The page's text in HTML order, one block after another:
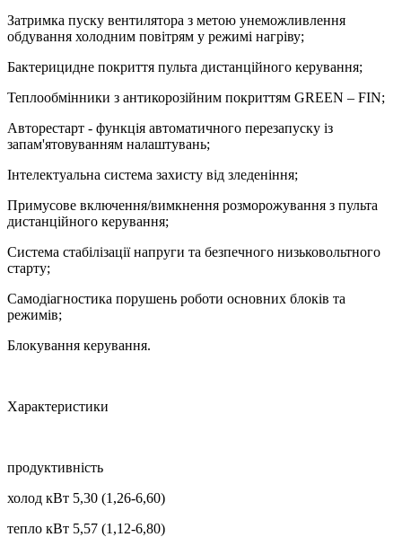
Затримка пуску вентилятора з метою унеможливлення
обдування холодним повітрям у режимі нагріву;
Бактерицидне покриття пульта дистанційного керування;
Теплообмінники з антикорозійним покриттям GREEN – FIN;
Авторестарт - функція автоматичного перезапуску із
запам'ятовуванням налаштувань;
Інтелектуальна система захисту від зледеніння;
Примусове включення/вимкнення розморожування з пульта
дистанційного керування;
Система стабілізації напруги та безпечного низьковольтного
старту;
Самодіагностика порушень роботи основних блоків та
режимів;
Блокування керування.
Характеристики
продуктивність
холод кВт 5,30 (1,26-6,60)
тепло кВт 5,57 (1,12-6,80)